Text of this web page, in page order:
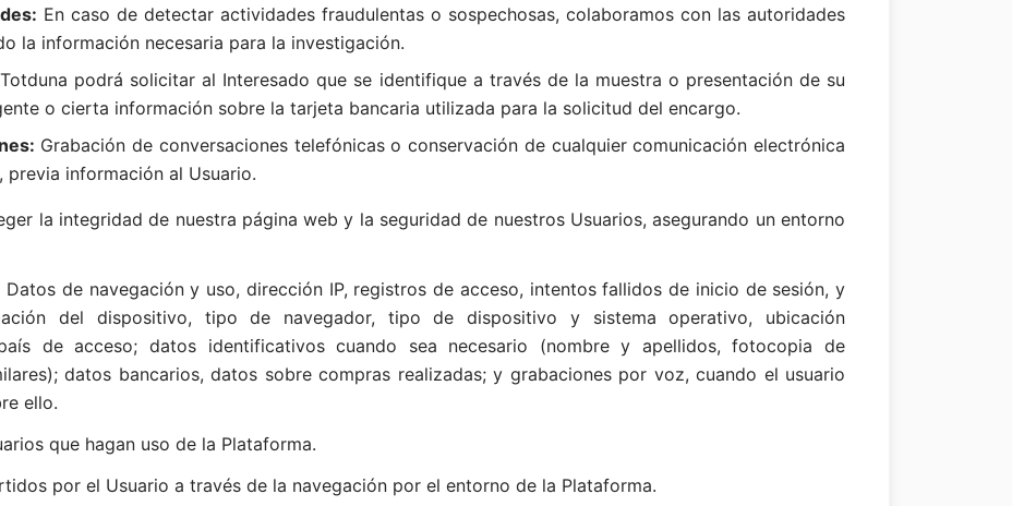
En caso de detectar actividades fraudulentas o sospechosas, colaboramos con las autoridades
la información necesaria para la investigación.
Totduna podrá solicitar al Interesado que se identifique a través de la muestra o presentación de su
o cierta información sobre la tarjeta bancaria utilizada para la solicitud del encargo.
Grabación de conversaciones telefónicas o conservación de cualquier comunicación electrónica
previa información al Usuario.
la integridad de nuestra página web y la seguridad de nuestros Usuarios, asegurando un entorno
Datos de navegación y uso, dirección IP, registros de acceso, intentos fallidos de inicio de sesión, y
del dispositivo, tipo de navegador, tipo de dispositivo y sistema operativo, ubicación
de acceso; datos identificativos cuando sea necesario (nombre y apellidos, fotocopia de
datos bancarios, datos sobre compras realizadas; y grabaciones por voz, cuando el usuario
ello.
que hagan uso de la Plataforma.
por el Usuario a través de la navegación por el entorno de la Plataforma.